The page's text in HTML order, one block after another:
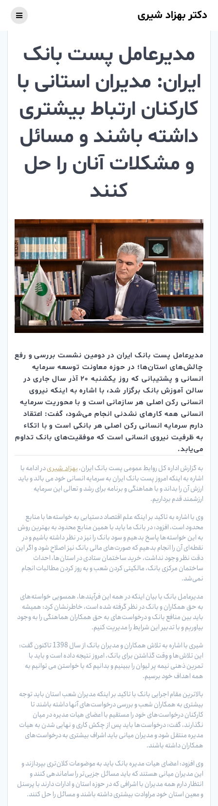
دکتر بهزاد شیری
مدیرعامل پست بانک
ایران: مدیران استانی با
کارکنان ارتباط بیشتری
داشته باشند و مسائل
و مشکلات آنان را حل
کنند
مدیرعامل پست بانک ایران در دومین نشست بررسی و رفع
چالش‌های استان‌ها؛ در حوزه معاونت توسعه سرمایه
انسانی و پشتیبانی که روز یکشنبه 20 آذر سال جاری در
سالن آموزش بانک برگزار شد، با اشاره به اینکه نیروی
انسانی رکن اصلی هر سازمانی است و با محوریت سرمایه
انسانی همه کارهای نشدنی انجام می‌شود، گفت: اعتقاد
دارم سرمایه انسانی رکن اصلی هر بانکی است و با اتکاء
به ظرفیت نیروی انسانی است که موفقیت‌های بانک تداوم
می‌یابد.
به گزارش اداره کل روابط عمومی پست بانک ایران، بهزاد شیریدر ادامه با
اشاره به اینکه امروز پست بانک ایران به سرمایه انسانی خود می بالد و باید
ارزش آن را بداند و با هماهنگی و برنامه برای رشد و تعالی این سرمایه
ارزشمند قدم برداریم.
وی با اشاره به تاکید بر اینکه علم اقتصاد دستیابی به خواسته‌ها با منابع
محدود است، افزود: در بانک ما باید با همین منابع محدود به بهترین روش
به این خواسته‌ها پاسخ بدهیم و سود بانک را نیز در نظر داشته باشیم و در
نقطه‌ای آن را انجام بدهیم که صورت‌های مالی بانک نیز اصلاح شود و اگر این
دقت نظر وجود نداشت، خرید ساختمان ستادی در استان‌ها، احداث
ساختمان مرکزی بانک، مالکیتی کردن شعب و به روز کردن مطالبات انجام
نمی‌شد.
مدیرعامل بانک با بیان اینکه در همه این فرآیندها، همسویی خواسته‌های
به حق همکاران و بانک در نظر گرفته شده است، خاطرنشان کرد: همیشه
باید بین منافع بانک و درخواست‌های به حق همکاران هماهنگی را به وجود
بیاوریم و با تدبیر این شرایط را مدیریت کنیم.
شیری با اشاره به تلاش همکاران و مدیران بانک از سال 1398 تاکنون گفت:
این تلاش‌ها و وقت گذاشتن برای بانک، امروز نتیجه داده است و باید با
تمرین ذهنی نیمه پر لیوان را ببینیم و بدانیم که با خواستن می توانیم به
همه اهداف خود برسیم.
بالاترین مقام اجرایی بانک با تاکید بر اینکه مدیران شعب استان باید توجه
بیشتری به همکاران شعب و بررسی درخواست‌های آنها داشته باشند تا
کارکنان درخواست‌های خود را مستقیم با اعضای هیات مدیره در میان
نگذارند، گفت: درخواست‌ها باید پس از چکش کاری و نهایی شدن به هیات
مدیره منتقل شود و مدیران میانی باید اشراف بیشتری به درخواست‌های
همکاران داشته باشند.
وی افزود: اعضای هیات مدیره بانک باید به موضوعات کلان‌تری بپردازند و
این مدیران میانی هستند که باید مسائل جزیی‌تر را ساماندهی کنند و
انتظار دارم همه مدیران با اشرافی که در حوزه استان و ادارات دارند با پرسنل
و معین استان خود مراوادت بیشتری داشته باشند و مسائل را حل کنند.